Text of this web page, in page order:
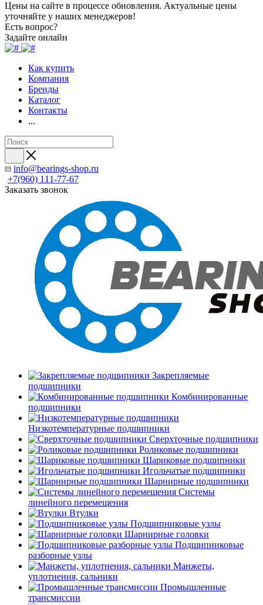
Цены на сайте в процессе обновления. Актуальные цены
уточняйте у наших менеджеров!
Есть вопрос?
Задайте онлайн
Как купить
Компания
Бренды
Каталог
Контакты
...
info@bearings-shop.ru
+7(960) 111-77-67
Заказать звонок
Закрепляемые
подшипники
Комбинированные
подшипники
Низкотемпературные подшипники
Сверхточные подшипники
Роликовые подшипники
Шариковые подшипники
Игольчатые подшипники
Шарнирные подшипники
Системы
линейного перемещения
Втулки
Подшипниковые узлы
Шарнирные головки
Подшипниковые
разборные узлы
Манжеты,
уплотнения, сальники
Промышленные
трансмиссии